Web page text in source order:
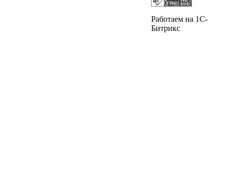
Работаем на 1C-
Битрикс